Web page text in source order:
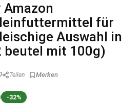
Amazon
für
Auswahl in
beutel mit 100g)
Teilen
-32%